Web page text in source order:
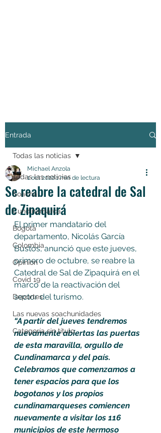
Entrada
Todas las noticias
Soacha
Cundinamarca
Bogotá
Colombia
Opinión
Covid 19
Deportes
Las nuevas soachunidades
Categoría sin título
Todas las noticias
Se reabre la catedral de Sal
de Zipaquirá
Michael Anzola
1 oct 20201 min de lectura
El primer mandatario del
departamento, Nicolás García
Bustos, anunció que este jueves,
primero de octubre, se reabre la
Catedral de Sal de Zipaquirá en el
marco de la reactivación del
sector del turismo.
“A partir del jueves tendremos
nuevamente abiertas las puertas
de esta maravilla, orgullo de
Cundinamarca y del país.
Celebramos que comenzamos a
tener espacios para que los
bogotanos y los propios
cundinamarqueses comiencen
nuevamente a visitar los 116
municipios de este hermoso